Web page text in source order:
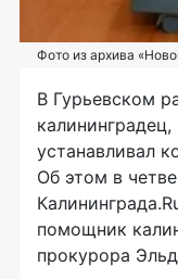
Фото из архива
В Гурьевском
устанавливал
Об этом в
помощник
прокурора